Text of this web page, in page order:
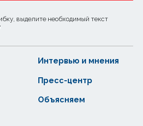
выделите необходимый текст
Интервью и мнения
Пресс-центр
Объясняем